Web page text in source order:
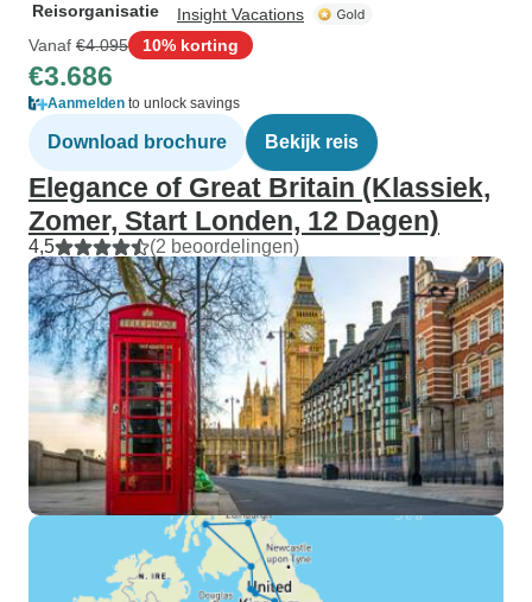
Reisorganisatie
Insight Vacations
Vanaf €4.095 10% korting
€3.686
Aanmelden to unlock savings
Download brochure Bekijk reis
Elegance of Great Britain (Klassiek,
Zomer, Start Londen, 12 Dagen)
4,5 (2 beoordelingen)